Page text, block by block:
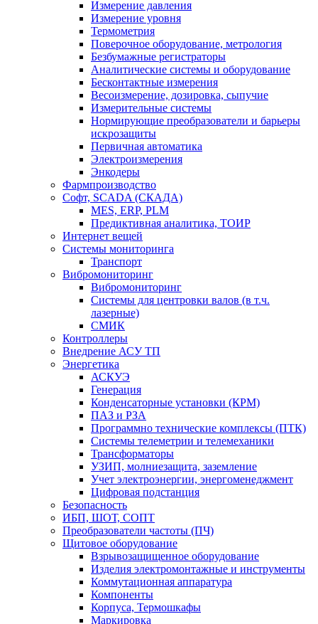
Измерение давления
Измерение уровня
Термометрия
Поверочное оборудование, метрология
Безбумажные регистраторы
Аналитические системы и оборудование
Бесконтактные измерения
Весоизмерение, дозировка, сыпучие
Измерительные системы
Нормирующие преобразователи и барьеры
искрозащиты
Первичная автоматика
Электроизмерения
Энкодеры
Фармпроизводство
Софт, SCADA (СКАДА)
MES, ERP, PLM
Предиктивная аналитика, ТОИР
Интернет вещей
Системы мониторинга
Транспорт
Вибромониторинг
Вибромониторинг
Системы для центровки валов (в т.ч.
лазерные)
СМИК
Контроллеры
Внедрение АСУ ТП
Энергетика
АСКУЭ
Генерация
Конденсаторные установки (КРМ)
ПАЗ и РЗА
Программно технические комплексы (ПТК)
Системы телеметрии и телемеханики
Трансформаторы
УЗИП, молниезащита, заземление
Учет электроэнергии, энергоменеджмент
Цифровая подстанция
Безопасность
ИБП, ШОТ, СОПТ
Преобразователи частоты (ПЧ)
Щитовое оборудование
Взрывозащищенное оборудование
Изделия электромонтажные и инструменты
Коммутационная аппаратура
Компоненты
Корпуса, Термошкафы
Маркировка